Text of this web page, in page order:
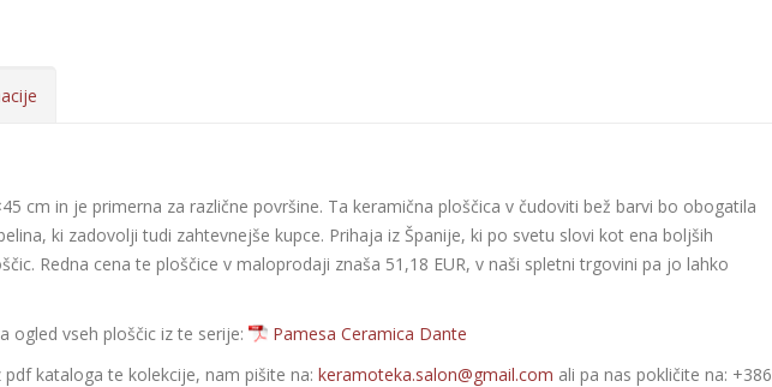
cm in je primerna za različne površine. Ta keramična ploščica v čudoviti bež barvi bo obogatila
ki zadovolji tudi zahtevnejše kupce. Prihaja iz Španije, ki po svetu slovi kot ena boljših
Redna cena te ploščice v maloprodaji znaša 51,18 EUR, v naši spletni trgovini pa jo lahko
ogled vseh ploščic iz te serije:
Pamesa Ceramica Dante
kataloga te kolekcije, nam pišite na: keramoteka.salon@gmail.com ali pa nas pokličite na: +386